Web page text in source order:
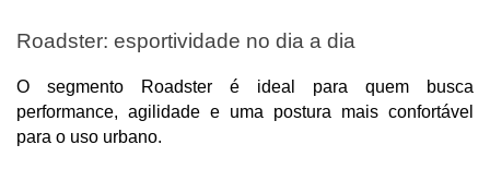
Roadster: esportividade no dia a dia
O segmento Roadster é ideal para quem busca
performance, agilidade e uma postura mais confortável
para o uso urbano.